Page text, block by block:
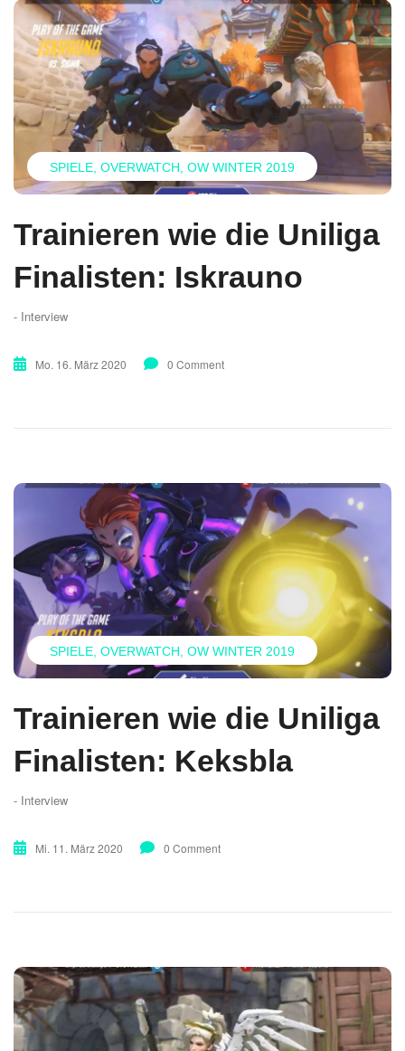
SPIELE OVERWATCH OW WINTER 2019
Trainieren wie die Uniliga
Finalisten: Iskrauno
- Interview
Mo. 16. März 2020 0 Comment
SPIELE OVERWATCH OW WINTER 2019
Trainieren wie die Uniliga
Finalisten: Keksbla
- Interview
Mi. 11. März 2020 0 Comment